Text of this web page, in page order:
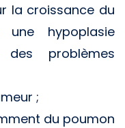
la croissance du
une hypoplasie
problèmes
;
du poumon